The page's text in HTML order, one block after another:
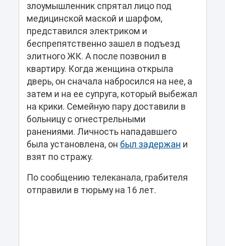
злоумышленник спрятал лицо под
медицинской маской и шарфом,
представился электриком и
беспрепятственно зашел в подъезд
элитного ЖК. А после позвонил в
квартиру. Когда женщина открыла
дверь, он сначала набросился на нее, а
затем и на ее супруга, который выбежал
на крики. Семейную пару доставили в
больницу с огнестрельными
ранениями. Личность нападавшего
была установлена, он был задержан и
взят по стражу.
По сообщению телеканала, грабителя
отправили в тюрьму на 16 лет.